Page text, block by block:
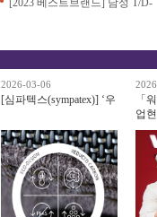
[2023 베스트브랜드] 남성 T/D-
2026-03-06
[심파텍스(sympatex)] ‘우
「
업